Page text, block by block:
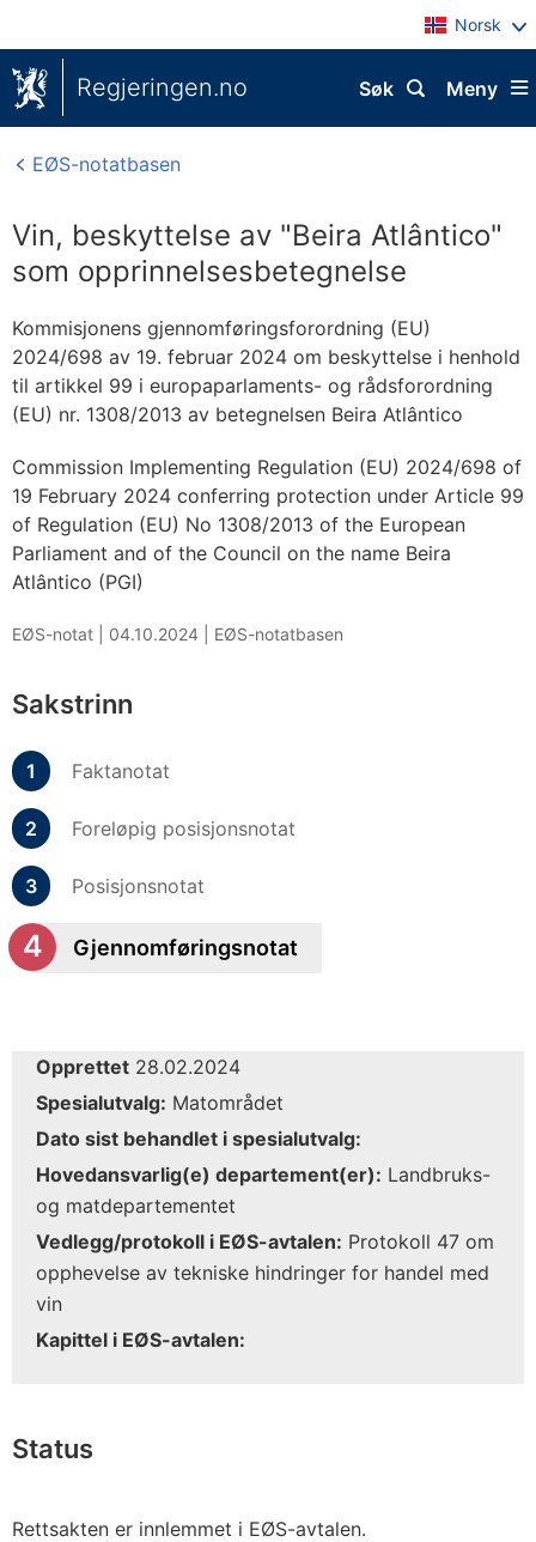
Norsk
Regjeringen.no Meny
Søk
EØS-notatbasen
Vin, beskyttelse av "Beira Atlântico"
som opprinnelsesbetegnelse
Kommisjonens gjennomføringsforordning (EU)
2024/698 av 19. februar 2024 om beskyttelse i henhold
til artikkel 99 i europaparlaments- og rådsforordning
(EU) nr. 1308/2013 av betegnelsen Beira Atlântico
Commission Implementing Regulation (EU) 2024/698 of
19 February 2024 conferring protection under Article 99
of Regulation (EU) No 1308/2013 of the European
Parliament and of the Council on the name Beira
Atlântico (PGI)
EØS-notat | 04.10.2024 EØS-notatbasen
Sakstrinn
Faktanotat
Foreløpig posisjonsnotat
Posisjonsnotat
Gjennomføringsnotat
Opprettet 28.02.2024
Spesialutvalg: Matområdet
Dato sist behandlet i spesialutvalg:
Hovedansvarlig(e) departement(er): Landbruks-
og matdepartementet
Vedlegg/protokoll i EØS-avtalen: Protokoll 47 om
opphevelse av tekniske hindringer for handel med
vin
Kapittel i EØS-avtalen:
Status
Rettsakten er innlemmet i EØS-avtalen.